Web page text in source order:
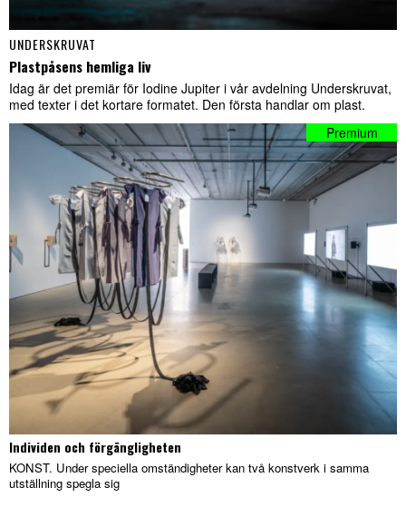
UNDERSKRUVAT
Plastpåsens hemliga liv
Idag är det premiär för Iodine Jupiter i vår avdelning Underskruvat,
med texter i det kortare formatet. Den första handlar om plast.
Individen och förgängligheten
KONST. Under speciella omständigheter kan två konstverk i samma
utställning spegla sig